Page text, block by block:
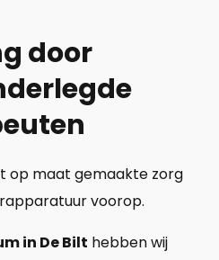
door
op maat gemaakte zorg
voorop.
in De Bilt hebben wij